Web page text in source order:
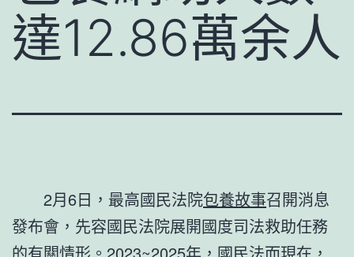
達12.86萬余人
2月6日，最高國民法院包養故事召開消息
發布會，先容國民法院展開國度司法救助任務
的有關情形。2023~2025年，國民法而現在，